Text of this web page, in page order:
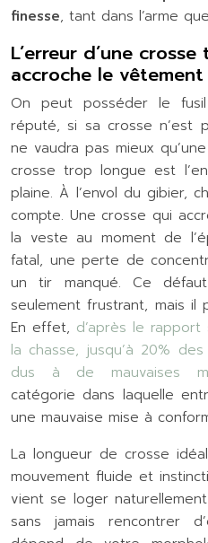
finesse, tant dans l’arme
L’erreur d’une
accroche le vêtement
On peut posséder le
réputé, si sa crosse n’est
ne vaudra pas mieux
crosse trop longue est
plaine. À l’envol du gibier,
compte. Une crosse qui
la veste au moment de
fatal, une perte de
un tir manqué. Ce
seulement frustrant, mais il
En effet, d’après le
la chasse, jusqu’à 20%
dus à de mauvaises
catégorie dans laquelle
une mauvaise mise à
La longueur de crosse
mouvement fluide et
vient se loger
sans jamais rencontrer